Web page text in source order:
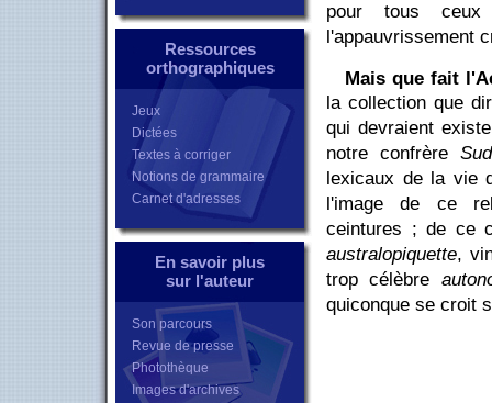
Ressources
orthographiques
Jeux
Dictées
Textes à corriger
Notions de grammaire
Carnet d'adresses
En savoir plus
sur l'auteur
Son parcours
Revue de presse
Photothèque
Images d'archives
pour tous
l'appauvrissement
Mais que fait
la collection que
qui devraient
notre confrère
lexicaux de la vie
l'image de ce
ceintures ; de ce
australopiquette,
trop célèbre
quiconque se croit